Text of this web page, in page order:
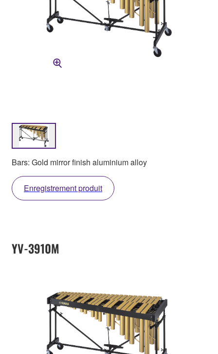
Bars: Gold mirror finish aluminium alloy
Enregistrement produit
YV-3910M